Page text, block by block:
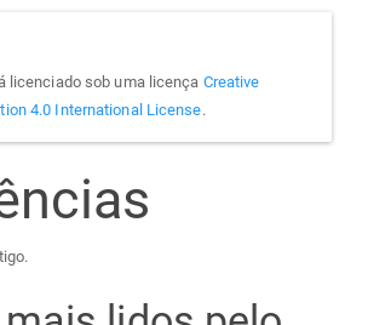
licenciado sob uma licença Creative
4.0 International License.